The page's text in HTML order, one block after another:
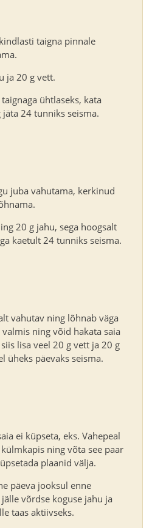
taigna pinnale
ja 20 g vett.
ühtlaseks, kata
24 tunniks seisma.
juba vahutama, kerkinud
20 g jahu, sega hoogsalt
kaetult 24 tunniks seisma.
vahutav ning lõhnab väga
ning võid hakata saia
lisa veel 20 g vett ja 20 g
üheks päevaks seisma.
ei küpseta, eks. Vahepeal
ning võta see paar
plaanid välja.
päeva jooksul enne
võrdse koguse jahu ja
taas aktiivseks.